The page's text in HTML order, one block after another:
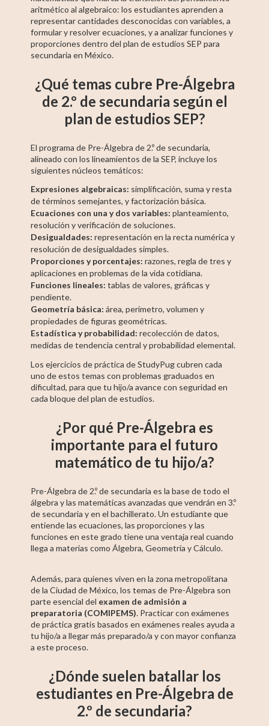
aritmético al algebraico: los estudiantes aprenden a
representar cantidades desconocidas con variables, a
formular y resolver ecuaciones, y a analizar funciones y
proporciones dentro del plan de estudios SEP para
secundaria en México.
¿Qué temas cubre Pre-Álgebra
de 2.º de secundaria según el
plan de estudios SEP?
El programa de Pre-Álgebra de 2.º de secundaria,
alineado con los lineamientos de la SEP, incluye los
siguientes núcleos temáticos:
Expresiones algebraicas: simplificación, suma y resta
de términos semejantes, y factorización básica.
Ecuaciones con una y dos variables: planteamiento,
resolución y verificación de soluciones.
Desigualdades: representación en la recta numérica y
resolución de desigualdades simples.
Proporciones y porcentajes: razones, regla de tres y
aplicaciones en problemas de la vida cotidiana.
Funciones lineales: tablas de valores, gráficas y
pendiente.
Geometría básica: área, perímetro, volumen y
propiedades de figuras geométricas.
Estadística y probabilidad: recolección de datos,
medidas de tendencia central y probabilidad elemental.
Los ejercicios de práctica de StudyPug cubren cada
uno de estos temas con problemas graduados en
dificultad, para que tu hijo/a avance con seguridad en
cada bloque del plan de estudios.
¿Por qué Pre-Álgebra es
importante para el futuro
matemático de tu hijo/a?
Pre-Álgebra de 2.º de secundaria es la base de todo el
álgebra y las matemáticas avanzadas que vendrán en 3.º
de secundaria y en el bachillerato. Un estudiante que
entiende las ecuaciones, las proporciones y las
funciones en este grado tiene una ventaja real cuando
llega a materias como Álgebra, Geometría y Cálculo.
Además, para quienes viven en la zona metropolitana
de la Ciudad de México, los temas de Pre-Álgebra son
parte esencial del examen de admisión a
preparatoria (COMIPEMS). Practicar con exámenes
de práctica gratis basados en exámenes reales ayuda a
tu hijo/a a llegar más preparado/a y con mayor confianza
a este proceso.
¿Dónde suelen batallar los
estudiantes en Pre-Álgebra de
2.º de secundaria?